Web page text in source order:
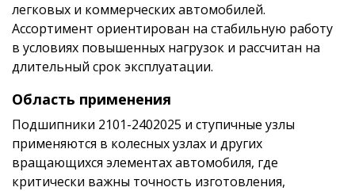
легковых и коммерческих автомобилей.
Ассортимент ориентирован на стабильную работу
в условиях повышенных нагрузок и рассчитан на
длительный срок эксплуатации.
Область применения
Подшипники 2101-2402025 и ступичные узлы
применяются в колесных узлах и других
вращающихся элементах автомобиля, где
критически важны точность изготовления,